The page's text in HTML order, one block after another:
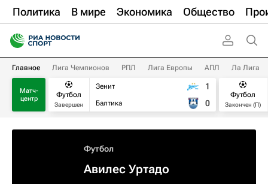
Политика В мире Экономика Общество
Главное Лига Чемпионов РПЛ Лига Европы АПЛ Ла Лига
Матч-
центр
Футбол
Завершен
Зенит
Балтика
1
0
Футбол
Закончен (П)
Футбол
Авилес Уртадо